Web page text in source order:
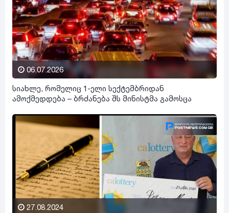
06.07.2026
სიახლე, რომელიც 1-ელი სექტემბრიდან
ამოქმედდება – ბრძანება შს მინისტმა გამოსცა
27.08.2024